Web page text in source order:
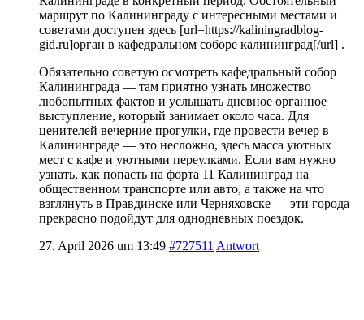
маршрут по Калининграду с интересными местами и
советами доступен здесь [url=https://kaliningradblog-
gid.ru]орган в кафедральном соборе калининград[/url] .
Обязательно советую осмотреть кафедральный собор
Калининграда — там приятно узнать множество
любопытных фактов и услышать дневное органное
выступление, который занимает около часа. Для
ценителей вечерние прогулки, где провести вечер в
Калининграде — это несложно, здесь масса уютных
мест с кафе и уютными переулками. Если вам нужно
узнать, как попасть на форта 11 Калининград на
общественном транспорте или авто, а также на что
взглянуть в Правдинске или Черняховске — эти города
прекрасно подойдут для однодневных поездок.
27. April 2026 um 13:49 #727511 Antwort